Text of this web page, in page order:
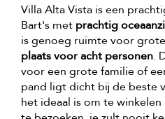
Villa Alta Vista is een
Bart's met prachtig
is genoeg ruimte voor
plaats voor acht personen.
voor een grote familie of
pand ligt dicht bij de beste
het ideaal is om te